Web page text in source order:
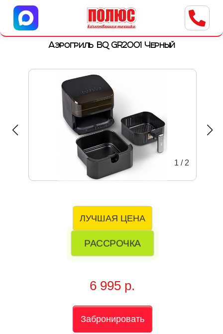
Центр бытовой техники
г. Ульяновск, ул. Пушкарева, 8a
Аэрогриль BQ GR2001 Черный
1 / 2
ЛУЧШАЯ ЦЕНА
РАССРОЧКА
6 995 р.
Забронировать